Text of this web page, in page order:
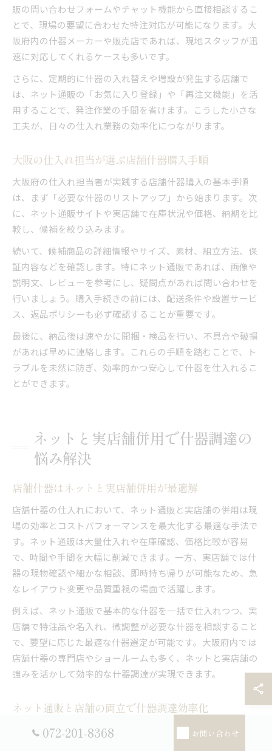
販の問い合わせフォームやチャット機能から直接相談するこ
とで、現場の要望に合わせた特注対応が可能になります。大
阪府内の什器メーカーや販売店であれば、現地スタッフが迅
速に対応してくれるケースも多いです。
さらに、定期的に什器の入れ替えや増設が発生する店舗で
は、ネット通販の「お気に入り登録」や「再注文機能」を活
用することで、発注作業の手間を省けます。こうした小さな
工夫が、日々の仕入れ業務の効率化につながります。
大阪の仕入れ担当が選ぶ店舗什器購入手順
大阪府の仕入れ担当者が実践する店舗什器購入の基本手順
は、まず「必要な什器のリストアップ」から始まります。次
に、ネット通販サイトや実店舗で在庫状況や価格、納期を比
較し、候補を絞り込みます。
続いて、候補商品の詳細情報やサイズ、素材、組立方法、保
証内容などを確認します。特にネット通販であれば、画像や
説明文、レビューを参考にし、疑問点があれば問い合わせを
行いましょう。購入手続きの前には、配送条件や設置サービ
ス、返品ポリシーも必ず確認することが重要です。
最後に、納品後は速やかに開梱・検品を行い、不具合や破損
があれば早めに連絡します。これらの手順を踏むことで、ト
ラブルを未然に防ぎ、効率的かつ安心して什器を仕入れるこ
とができます。
ネットと実店舗併用で什器調達の
悩み解決
店舗什器はネットと実店舗併用が最適解
店舗什器の仕入れにおいて、ネット通販と実店舗の併用は現
場の効率とコストパフォーマンスを最大化する最適な手法で
す。ネット通販は大量仕入れや在庫確認、価格比較が容易
で、時間や手間を大幅に削減できます。一方、実店舗では什
器の現物確認や細かな相談、即時持ち帰りが可能なため、急
なレイアウト変更や品質重視の場面で活躍します。
例えば、ネット通販で基本的な什器を一括で仕入れつつ、実
店舗で特注品や名入れ、微調整が必要な什器を相談すること
で、要望に応じた最適な什器選定が可能です。大阪府内では
店舗什器の専門店やショールームも多く、ネットと実店舗の
強みを活かして効率的な什器調達が実現できます。
ネット通販と店舗の両立で什器調達効率化
什器調達の効率化には、ネット通販と実店舗それぞれのメリ
072-201-8368 お問い合わせ